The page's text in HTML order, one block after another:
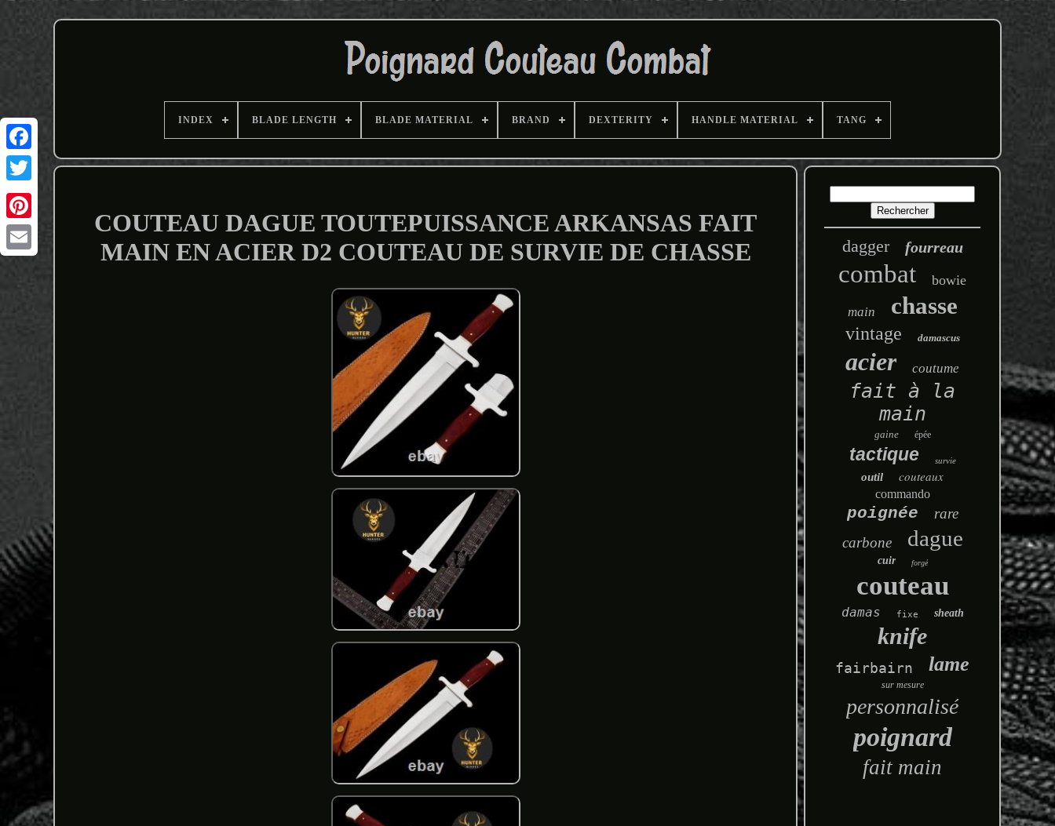
INDEX BLADE LENGTH BLADE MATERIAL BRAND DEXTERITY HANDLE MATERIAL TANG
COUTEAU DAGUE TOUTEPUISSANCE ARKANSAS FAIT
MAIN EN ACIER D2 COUTEAU DE SURVIE DE CHASSE
dagger fourreau
combat bowie
main chasse
vintage damascus
acier coutume
fait à la
main
gaine épée
tactique survie
outil couteaux
commando
poignée
rare
carbone
dague
cuir forgé
couteau
damas fixe sheath
knife
fairbairn lame
sur mesure
personnalisé
poignard
fait main